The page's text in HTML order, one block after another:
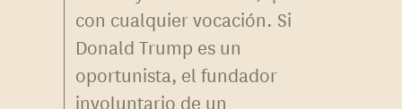
con cualquier vocación. Si
Donald Trump es un
oportunista, el fundador
involuntario de un